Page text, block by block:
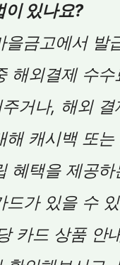
이 있나요?
을금고에서 발
해외결제 수수
주거나, 해외 결
해 캐시백 또는
혜택을 제공하
드가 있을 수
카드 상품 안